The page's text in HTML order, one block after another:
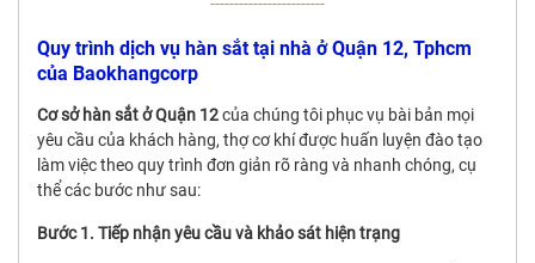
Quy trình dịch vụ hàn sắt tại nhà ở Quận 12, Tphcm
của Baokhangcorp
Cơ sở hàn sắt ở Quận 12của chúng tôi phục vụ bài bản mọi
yêu cầu của khách hàng, thợ cơ khí được huấn luyện đào tạo
làm việc theo quy trình đơn giản rõ ràng và nhanh chóng, cụ
thể các bước như sau:
Bước 1. Tiếp nhận yêu cầu và khảo sát hiện trạng